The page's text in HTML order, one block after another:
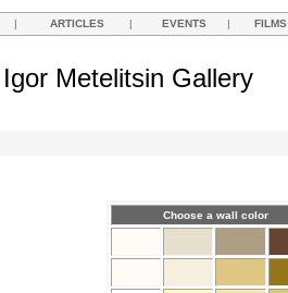
| ARTICLES | EVENTS | FILMS
Igor Metelitsin Gallery
Choose a wall color